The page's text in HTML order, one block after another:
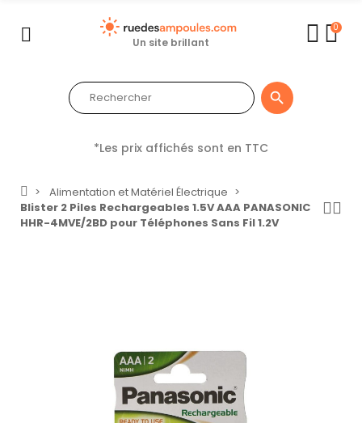
Un site brillant
0

*Les prix affichés sont en TTC
Alimentation et Matériel Électrique
Blister 2 Piles Rechargeables 1.5V AAA PANASONIC
HHR-4MVE/2BD pour Téléphones Sans Fil 1.2V